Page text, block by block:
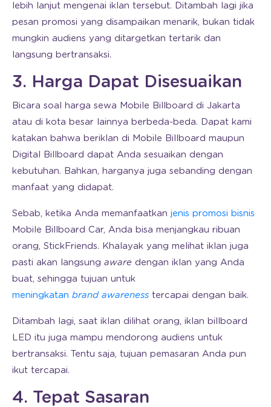
lebih lanjut mengenai iklan tersebut. Ditambah lagi jika
pesan promosi yang disampaikan menarik, bukan tidak
mungkin audiens yang ditargetkan tertarik dan
langsung bertransaksi.
3. Harga Dapat Disesuaikan
Bicara soal harga sewa Mobile Billboard di Jakarta
atau di kota besar lainnya berbeda-beda. Dapat kami
katakan bahwa beriklan di Mobile Billboard maupun
Digital Billboard dapat Anda sesuaikan dengan
kebutuhan. Bahkan, harganya juga sebanding dengan
manfaat yang didapat.
Sebab, ketika Anda memanfaatkan jenis promosi bisnis
Mobile Billboard Car, Anda bisa menjangkau ribuan
orang, StickFriends. Khalayak yang melihat iklan juga
pasti akan langsung aware dengan iklan yang Anda
buat, sehingga tujuan untuk
meningkatan brand awareness tercapai dengan baik.
Ditambah lagi, saat iklan dilihat orang, iklan billboard
LED itu juga mampu mendorong audiens untuk
bertransaksi. Tentu saja, tujuan pemasaran Anda pun
ikut tercapai.
4. Tepat Sasaran